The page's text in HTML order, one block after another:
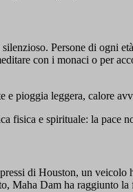
Persone di ogni
con i monaci o per
pioggia leggera, calore
fisica e spirituale: la pace
di Houston, un
Maha Dam ha raggiunto